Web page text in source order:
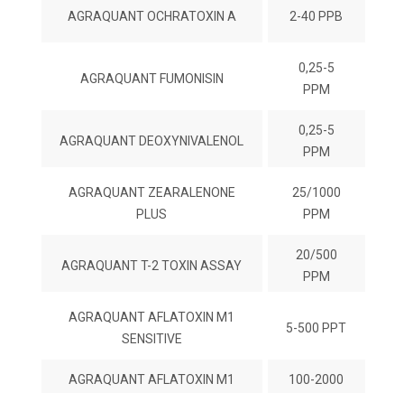
AGRAQUANT OCHRATOXIN A 2-40 PPB
AGRAQUANT FUMONISIN
0,25-5
PPM
AGRAQUANT DEOXYNIVALENOL
0,25-5
PPM
AGRAQUANT ZEARALENONE
PLUS
25/1000
PPM
AGRAQUANT T-2 TOXIN ASSAY
20/500
PPM
AGRAQUANT AFLATOXIN M1
SENSITIVE
5-500 PPT
AGRAQUANT AFLATOXIN M1
100-2000